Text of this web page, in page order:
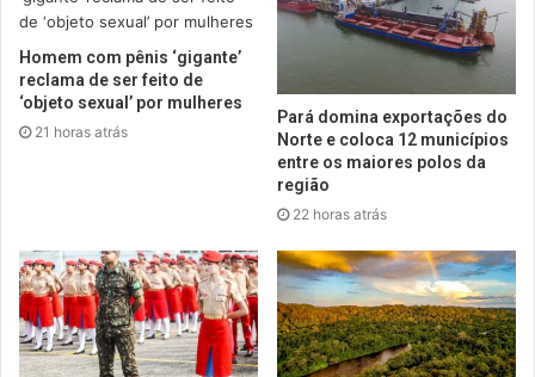
Homem com pênis ‘gigante’
reclama de ser feito de
‘objeto sexual’ por mulheres
21 horas atrás
Pará domina exportações do
Norte e coloca 12 municípios
entre os maiores polos da
região
22 horas atrás